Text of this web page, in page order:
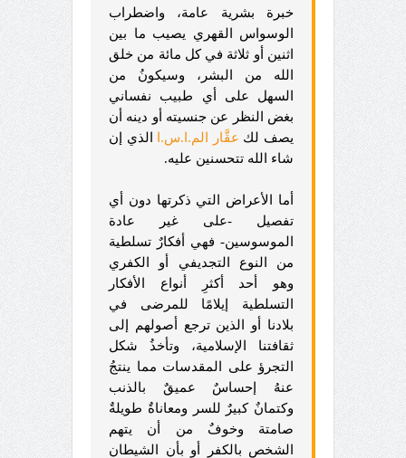
خبرة بشرية عامة، واضطراب
الوسواس القهري يصيب ما بين
اثنين أو ثلاثة في كل مائة من خلق
الله من البشر، وسيكونُ من
السهل على أي طبيب نفساني
بغض النظر عن جنسيته أو دينه أن
يصف لك عقَّار الم.ا.س.ا
الذي إن
شاء الله تتحسنين عليه.
أما الأعراض التي ذكرتها دون أي
تفصيل -على غير عادة
الموسوسين- فهي أفكارٌ تسلطية
من النوع التجديفي أو الكفري
وهو أحد أكثرِ أنواع الأفكار
التسلطية إيلامًا للمرضى في
بلادنا أو الذين ترجع أصولهم إلى
ثقافتنا الإسلامية، وتأخذُ شكل
التجرؤ على المقدسات مما ينتجُ
عنهُ إحساسٌ عميقٌ بالذنب
وكتمانٌ كبيرٌ للسر ومعاناةٌ طويلةٌ
صامتة وخوفٌ من أن يتهم
الشخص بالكفر أو بأن الشيطان